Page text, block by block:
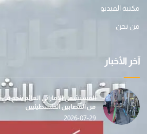
مكتبة الفيديو
من نحن
آخر الأخبار
من المصابين الفلسطينيين
2026-07-29